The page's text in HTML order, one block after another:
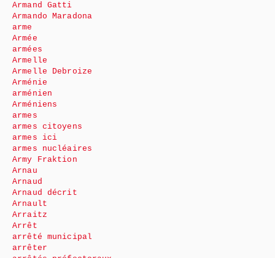
Armand Gatti
Armando Maradona
arme
Armée
armées
Armelle
Armelle Debroize
Arménie
arménien
Arméniens
armes
armes citoyens
armes ici
armes nucléaires
Army Fraktion
Arnau
Arnaud
Arnaud décrit
Arnault
Arraitz
Arrêt
arrêté municipal
arrêter